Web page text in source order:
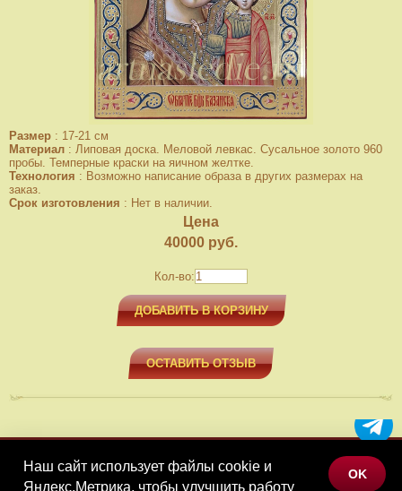
Размер : 17-21 см
Материал : Липовая доска. Меловой левкас. Сусальное золото 960
пробы. Темперные краски на яичном желтке.
Технология : Возможно написание образа в других размерах на
заказ.
Срок изготовления : Нет в наличии.
Цена
40000 руб.
Кол-во:
ДОБАВИТЬ В КОРЗИНУ
ОСТАВИТЬ ОТЗЫВ
МЕНЮ
Наш сайт использует файлы cookie и
Яндекс.Метрика, чтобы улучшить работу
OK